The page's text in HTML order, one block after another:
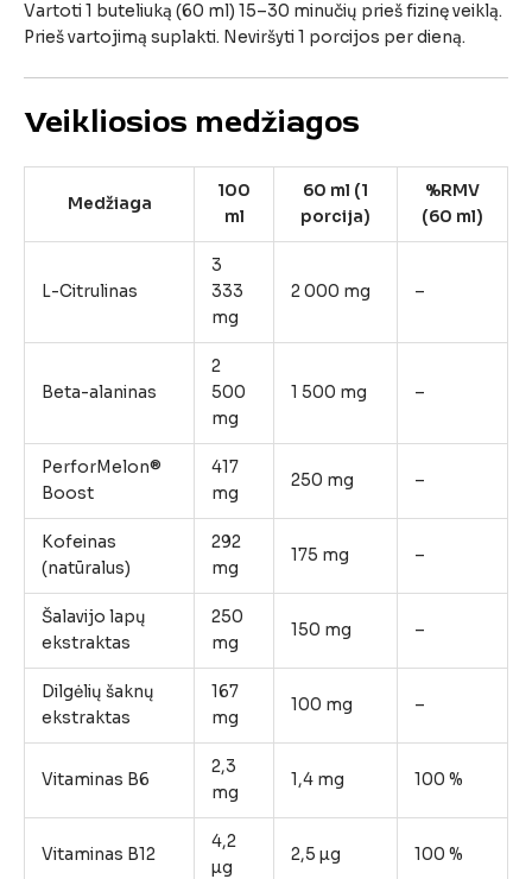
Vartoti1 buteliuką (60 ml) 15–30 minučių priešfizinęveiklą.
Priešvartojimą suplakti. Neviršyti1 porcijos perdieną.
Veikliosios medžiagos
Medžiaga
100
ml
60 ml (1
porcija)
%RMV
(60 ml)
L-Citrulinas
3
333
mg
2000 mg –
Beta-alaninas
2
500
mg
1 500 mg –
PerforMelon®
Boost
417
mg
250 mg –
Kofeinas
(natūralus)
292
mg
175 mg –
Šalavijo lapų
ekstraktas
250
mg
150 mg –
Dilgėlių šaknų
ekstraktas
167
mg
100 mg –
Vitaminas B6
2,3
mg
1,4 mg 100 %
Vitaminas B12
4,2
µg
2,5 µg 100 %